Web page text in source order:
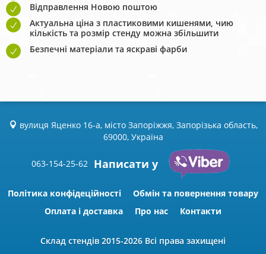
Відправлення Новою поштою
Актуальна ціна з пластиковими кишенями, чию
кількість та розмір стенду можна збільшити
Безпечні матеріали та яскраві фарби
вулиця Яценко 16-а, місто Запоріжжя, Запорізька область,
69000, Україна
063-154-25-62 Написати у
Політика конфідеційності
Обмін та повернення товару
Оплата і доставка
Про нас Контакти
Склад стендів 2015-2026 Всі права захищені